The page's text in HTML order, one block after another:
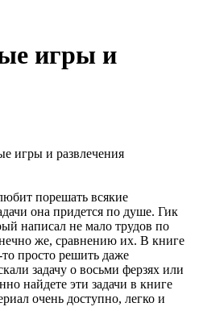
игры и
порешать всякие
она придется по душе. Гик
написал не мало трудов по
же, сравнению их. В книге
просто решить даже
задачу о восьми ферзях или
найдете эти задачи в книге
очень доступно, легко и